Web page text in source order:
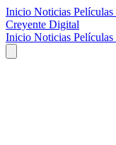
Inicio Noticias Películas
Creyente Digital
Inicio Noticias Películas